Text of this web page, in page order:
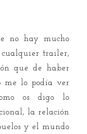
no hay mucho
cualquier trailer,
que de haber
me lo podía ver
os digo lo
la relación
y el mundo